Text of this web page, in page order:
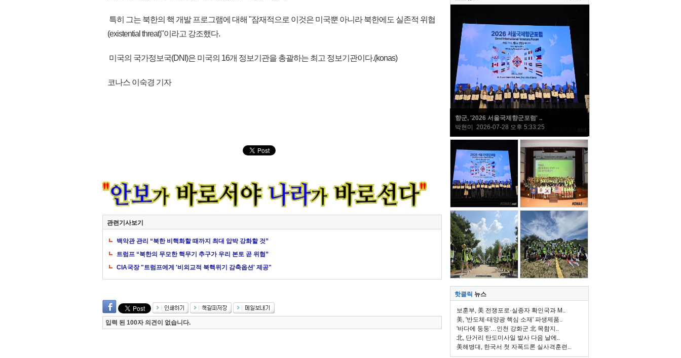
특히 그는 북한의 핵 개발 프로그램에 대해 "잠재적으로 이것은 미국뿐 아니라 북한에도 실존적 위협
(existential threat)"이라고 강조했다.
미국의 국가정보국(DNI)은 미국의 16개 정보기관을 총괄하는 최고 정보기관이다.(konas)
코나스 이숙경 기자
관련기사보기
백악관 관리 “북한 비핵화할 때까지 최대 압박 강화할 것”
트럼프 “북한의 무모한 핵무기 추구가 우리 본토 곧 위협”
CIA국장 "트럼프에게 '비외교적 북핵위기 감축옵션' 제공"
입력 된 100자 의견이 없습니다.
향군, '2026 서울국제향군포럼' ..
박현미 2026-07-28 오후 5:33:25
핫클릭 뉴스
보훈부, 美 전쟁포로·실종자 확인국과 M..
美, '반도체·태양광 핵심 소재' 파생제품..
'바다에 둥둥'…인천 강화군 北 목함지..
北, 단거리 탄도미사일 발사 다음 날에..
美해병대, 한국서 첫 자폭드론 실사격훈련..